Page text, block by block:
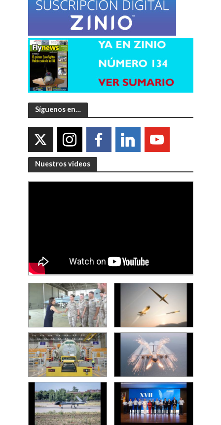
Síguenos en…
Nuestros videos